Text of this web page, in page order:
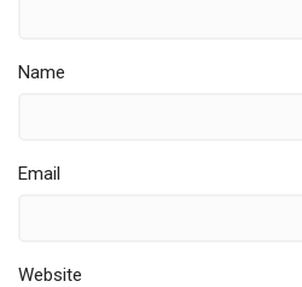
Name
Email
Website